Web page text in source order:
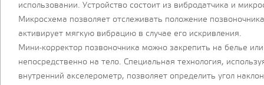
использовании. Устройство состоит из вибродатчика и
Микросхема позволяет отслеживать положение
активирует мягкую вибрацию в случае его искривления.
Мини-корректор позвоночника можно закрепить на белье или
непосредственно на тело. Специальная технология,
внутренний акселерометр, позволяет определить угол